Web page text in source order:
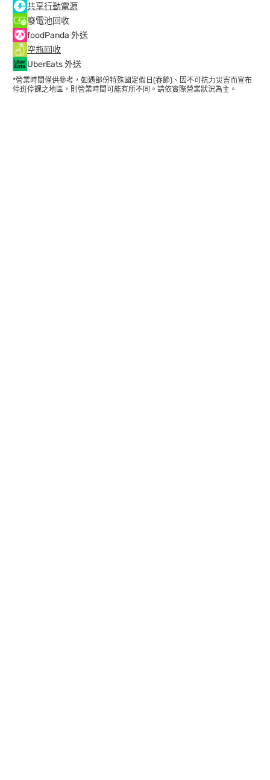
共享行動電源
廢電池回收
foodPanda 外送
空瓶回收
UberEats 外送
*營業時間僅供參考，如遇部份特殊國定假日(春節)、因不可抗力災害而宣布
停班停課之地區，則營業時間可能有所不同。請依實際營業狀況為主。